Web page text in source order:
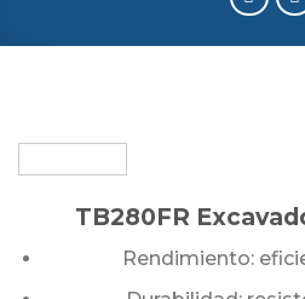
TB280FR
Rendimiento: